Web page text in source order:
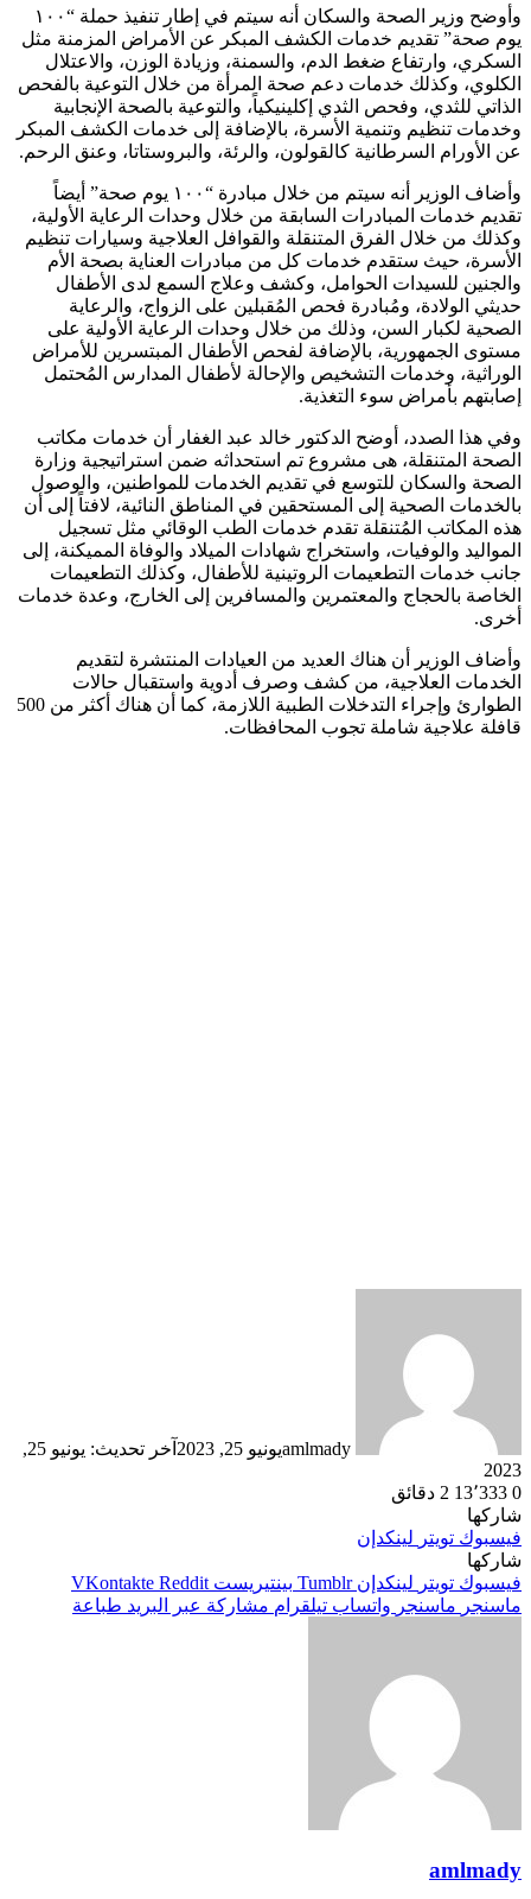
وأوضح وزير الصحة والسكان أنه سيتم في إطار تنفيذ حملة “١٠٠
يوم صحة” تقديم خدمات الكشف المبكر عن الأمراض المزمنة مثل
السكري، وارتفاع ضغط الدم، والسمنة، وزيادة الوزن، والاعتلال
الكلوي، وكذلك خدمات دعم صحة المرأة من خلال التوعية بالفحص
الذاتي للثدي، وفحص الثدي إكلينيكياً، والتوعية بالصحة الإنجابية
وخدمات تنظيم وتنمية الأسرة، بالإضافة إلى خدمات الكشف المبكر
عن الأورام السرطانية كالقولون، والرئة، والبروستاتا، وعنق الرحم.
وأضاف الوزير أنه سيتم من خلال مبادرة “١٠٠ يوم صحة” أيضاً
تقديم خدمات المبادرات السابقة من خلال وحدات الرعاية الأولية،
وكذلك من خلال الفرق المتنقلة والقوافل العلاجية وسيارات تنظيم
الأسرة، حيث ستقدم خدمات كل من مبادرات العناية بصحة الأم
والجنين للسيدات الحوامل، وكشف وعلاج السمع لدى الأطفال
حديثي الولادة، ومُبادرة فحص المُقبلين على الزواج، والرعاية
الصحية لكبار السن، وذلك من خلال وحدات الرعاية الأولية على
مستوى الجمهورية، بالإضافة لفحص الأطفال المبتسرين للأمراض
الوراثية، وخدمات التشخيص والإحالة لأطفال المدارس المُحتمل
إصابتهم بأمراض سوء التغذية.
وفي هذا الصدد، أوضح الدكتور خالد عبد الغفار أن خدمات مكاتب
الصحة المتنقلة، هى مشروع تم استحداثه ضمن استراتيجية وزارة
الصحة والسكان للتوسع في تقديم الخدمات للمواطنين، والوصول
بالخدمات الصحية إلى المستحقين في المناطق النائية، لافتاً إلى أن
هذه المكاتب المُتنقلة تقدم خدمات الطب الوقائي مثل تسجيل
المواليد والوفيات، واستخراج شهادات الميلاد والوفاة المميكنة، إلى
جانب خدمات التطعيمات الروتينية للأطفال، وكذلك التطعيمات
الخاصة بالحجاج والمعتمرين والمسافرين إلى الخارج، وعدة خدمات
أخرى.
وأضاف الوزير أن هناك العديد من العيادات المنتشرة لتقديم
الخدمات العلاجية، من كشف وصرف أدوية واستقبال حالات
الطوارئ وإجراء التدخلات الطبية اللازمة، كما أن هناك أكثر من 500
قافلة علاجية شاملة تجوب المحافظات.
amlmadyيونيو 25, 2023
آخر تحديث: يونيو 25,
2023
0
2 دقائق
شاركها
فيسبوك تويتر لينكدإن
شاركها
فيسبوك تويتر لينكدإن بينتيريست
ماسنجر ماسنجر واتساب تيلقرام مشاركة عبر البريد طباعة
amlmady